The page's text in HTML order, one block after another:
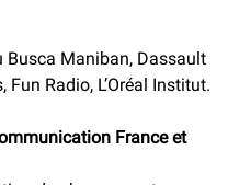
Busca Maniban, Dassault
Radio, L’Oréal Institut.
France et